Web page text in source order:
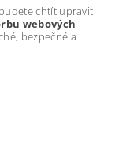
chtít upravit
webových
bezpečné a